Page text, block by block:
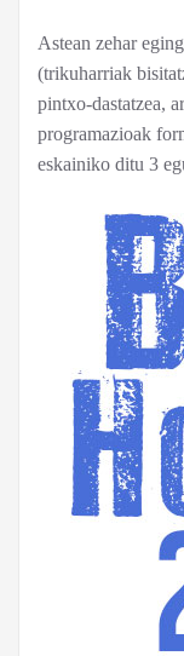
Astean zehar
(trikuharriak
pintxo-dastatzea,
programazioak
eskainiko ditu 3